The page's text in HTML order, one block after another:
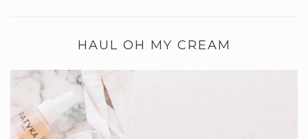
HAUL OH MY CREAM